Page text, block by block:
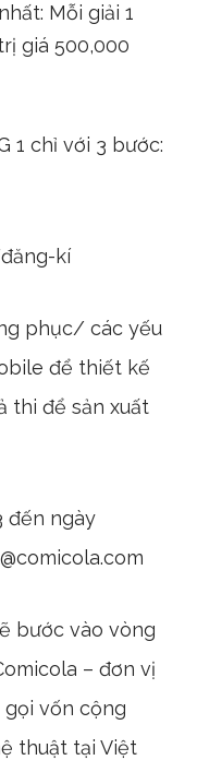
Mỗi giải 1
giá 500,000
1 chỉ với 3 bước:
kí
phục/ các yếu
để thiết kế
thi để sản xuất
đến ngày
bước vào vòng
– đơn vị
vốn cộng
thuật tại Việt